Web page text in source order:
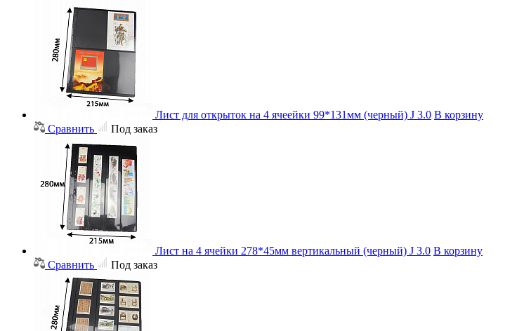
Лист для открыток на 4 ячеейки 99*131мм (черный) J 3.0 В корзину
Сравнить
Под заказ
Лист на 4 ячейки 278*45мм вертикальный (черный) J 3.0 В корзину
Сравнить
Под заказ